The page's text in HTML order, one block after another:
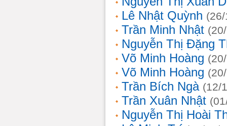
Lê Nhật Quỳnh
Trần Minh Nhật
Nguyễn Thị Đặng
Võ Minh Hoàng
Võ Minh Hoàng
Trần Bích Ngà (12/
Trần Xuân Nhật
Nguyễn Thị Hoài